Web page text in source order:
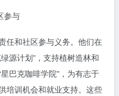
参与
任和社区参与义务。他们在
源计划”，支持植树造林和
巴克咖啡学院”，为有志于
培训机会和就业支持。这些